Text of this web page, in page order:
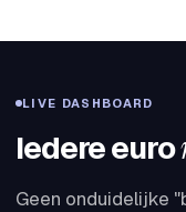
LIVE DASHBOARD
Iedere euro
Geen onduidelijke